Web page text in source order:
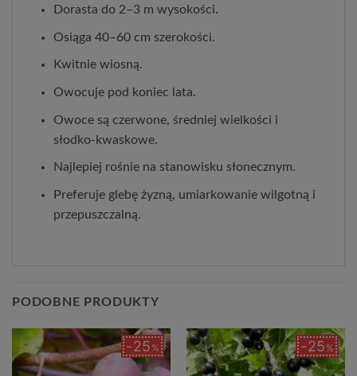
Dorasta do 2–3 m wysokości.
Osiąga 40–60 cm szerokości.
Kwitnie wiosną.
Owocuje pod koniec lata.
Owoce są czerwone, średniej wielkości i
słodko‑kwaskowe.
Najlepiej rośnie na stanowisku słonecznym.
Preferuje glebę żyzną, umiarkowanie wilgotną i
przepuszczalną.
PODOBNE PRODUKTY
25%
Dodaj
25%
Dodaj